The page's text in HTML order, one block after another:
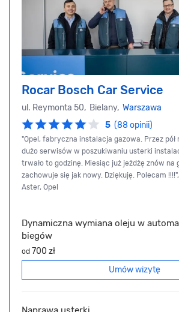
Rocar Bosch Car Service
ul. Reymonta 50, Bielany, Warszawa
5 (88 opinii)
"Opel, fabryczna instalacja gazowa. Przez pół
dużo serwisów w poszukiwaniu usterki
trwało to godzinę. Miesiąc już jeżdżę znów na
zachowuje się jak nowy. Dziękuję. Polecam !!!!",
Aster, Opel
Dynamiczna wymiana oleju w
biegów
od 700 zł
Umów wizytę